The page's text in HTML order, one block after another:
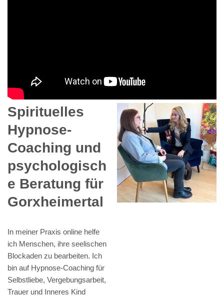
Spirituelles
Hypnose-
Coaching und
psychologisch
e Beratung für
Gorxheimertal
In meiner Praxis online helfe
ich Menschen, ihre seelischen
Blockaden zu bearbeiten. Ich
bin auf Hypnose-Coaching für
Selbstliebe, Vergebungsarbeit,
Trauer und Inneres Kind